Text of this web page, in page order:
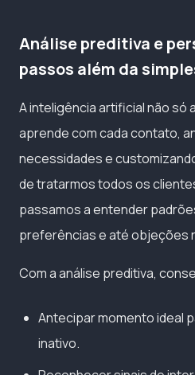
Análise preditiva e
passos além da
A inteligência artificial não só
aprende com cada contato,
necessidades e
de tratarmos todos os
passamos a entender
preferências e até objeções
Com a análise preditiva,
Antecipar momento ideal
inativo.